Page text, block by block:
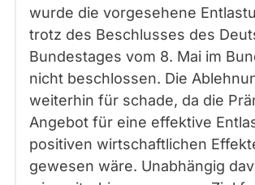
wurde die vorgesehene
trotz des Beschlusses des
Bundestages vom 8. Mai im
nicht beschlossen. Die
weiterhin für schade, da die
Angebot für eine effektive
positiven wirtschaftlichen
gewesen wäre. Unabhängig